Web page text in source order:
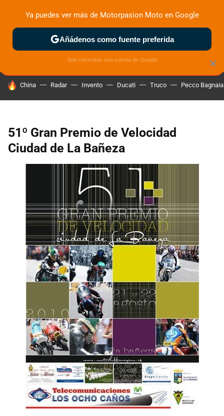
ZONA DE PRUEBAS DEPORTIVAS MOTOS ELÉCTRICAS
HOY SE HABLA DE
China Radar Invento Ducati Truco Pecco Bagnaia
51º Gran Premio de Velocidad
Ciudad de La Bañeza
×
Ya puedes ver más de Motorpasion Moto en Google
Añádenos como fuente preferida
Solo necesitas una cuenta de Google